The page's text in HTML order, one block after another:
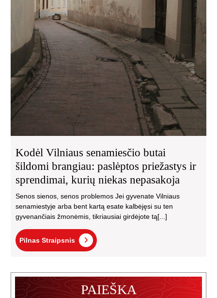
Kodėl Vilniaus senamiesčio butai
šildomi brangiau: paslėptos priežastys ir
sprendimai, kurių niekas nepasakoja
Senos sienos, senos problemos Jei gyvenate Vilniaus
senamiestyje arba bent kartą esate kalbėjęsi su ten
gyvenančiais žmonėmis, tikriausiai girdėjote tą[...]
Pilnas Straipsnis
Pilnas
Straipsnis
PAIEŠKA